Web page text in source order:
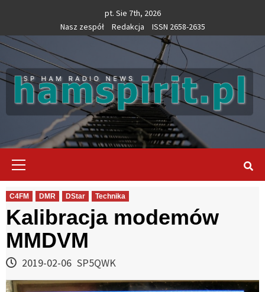
content
pt. Sie 7th, 2026
Nasz zespół
Redakcja ISSN 2658-2635
C4FM DMR DStar Technika
Kalibracja modemów
MMDVM
2019-02-06 SP5QWK